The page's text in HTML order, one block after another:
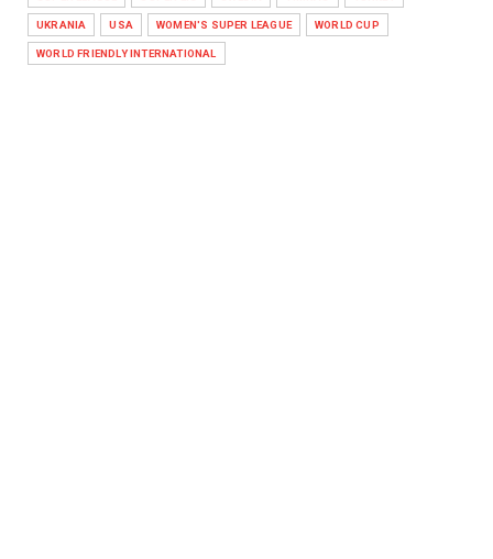
UKRANIA USA WOMEN'S SUPER LEAGUE WORLD CUP
WORLD FRIENDLY INTERNATIONAL